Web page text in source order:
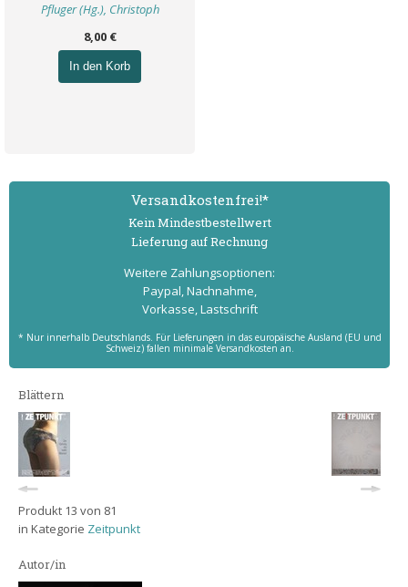
Pfluger (Hg.), Christoph
8,00 €
In den Korb
Versand­kostenfrei!*
Kein Mindest­bestell­wert
Lieferung auf Rechnung
Weitere Zahlungs­optionen:
Paypal, Nachnahme,
Vorkasse, Lastschrift
* Nur innerhalb Deutschlands. Für Lieferungen in das europäische Ausland (EU und
Schweiz) fallen minimale Versandkosten an.
Blättern
Produkt 13 von 81
in Kategorie Zeitpunkt
Autor/in